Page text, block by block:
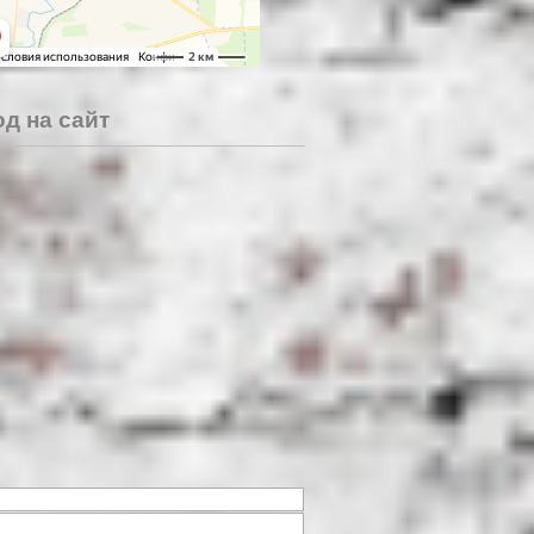
на сайт